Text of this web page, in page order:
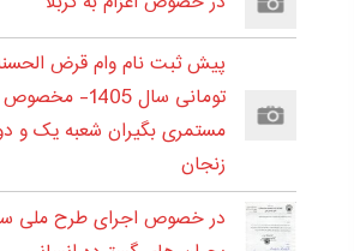
تومانی سال
مستمری بگیران شعبه یک و
زنجان
در خصوص اجرای طرح ملی